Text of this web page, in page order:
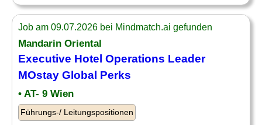
Job am 09.07.2026 bei Mindmatch.ai gefunden
Mandarin Oriental
Executive Hotel Operations Leader
MOstay Global Perks
• AT- 9 Wien
Führungs-/ Leitungspositionen